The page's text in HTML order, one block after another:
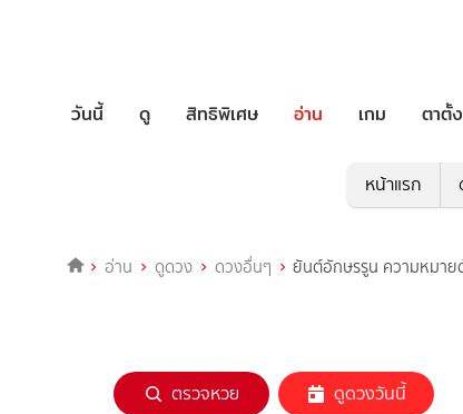
วันนี้ ดู สิทธิพิเศษ อ่าน เกม ตาตั้ง
หน้าแรก
อ่าน ดูดวง ดวงอื่นๆ ยันต์อักษรรูน ความหมาย
ตรวจหวย ดูดวงวันนี้